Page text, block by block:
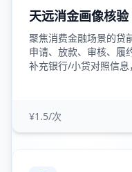
天远消金画像核验
聚焦消费金融场景的贷
申请、放款、审核、履
补充银行/小贷对照信息
¥1.5/次